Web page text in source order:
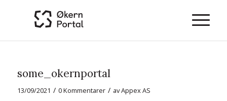
some_okernportal
13/09/2021 / 0 Kommentarer / avAppex AS